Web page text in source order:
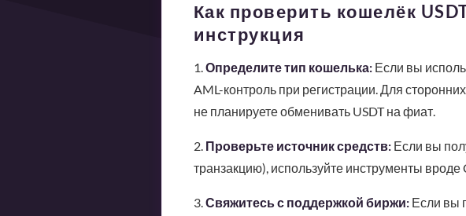
Как проверить кошелёк
инструкция
1.Определите тип кошелька:Если вы
AML-контроль при регистрации. Для
не планируете обменивать USDT на фиат.
2. Проверьте источник средств:Если вы
транзакцию), используйте инструменты
3.Свяжитесь с поддержкой биржи:Если вы